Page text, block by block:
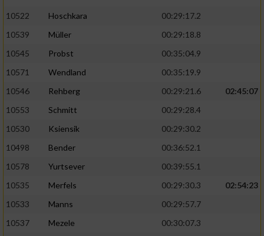
10522
Hoschkara
00:29:17.2
10539
Müller
00:29:18.8
10545
Probst
00:35:04.9
10571
Wendland
00:35:19.9
10546
Rehberg 00:29:21.6
02:45:07
10553
Schmitt
00:29:28.4
10530
Ksiensik
00:29:30.2
10498
Bender
00:36:52.1
10578
Yurtsever
00:39:55.1
10535
Merfels 00:29:30.3
02:54:23
10533
Manns
00:29:57.7
10537
Mezele
00:30:07.3